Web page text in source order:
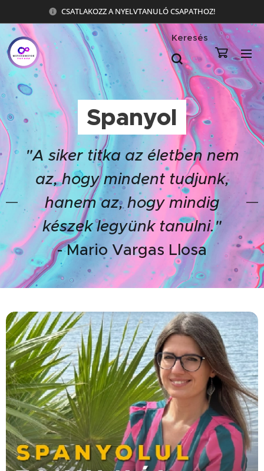
CSATLAKOZZ A NYELVTANULÓ CSAPATHOZ!
Keresés
Spanyol
"A siker titka az életben nem
az, hogy mindent tudjunk,
hanem az, hogy mindig
készek legyünk tanulni."
- Mario Vargas Llosa